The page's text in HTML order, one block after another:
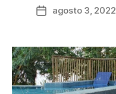
agosto 3, 2022